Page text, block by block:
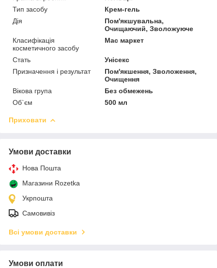
Тип засобу
Крем-гель
Дія
Пом'якшувальна,
Очищаючий, Зволожуюче
Класифікація
косметичного засобу
Мас маркет
Стать
Унісекс
Призначення і результат
Пом'якшення, Зволоження,
Очищення
Вікова група
Без обмежень
Об`єм
500 мл
Приховати
Умови доставки
Нова Пошта
Магазини Rozetka
Укрпошта
Самовивіз
Всі умови доставки
Умови оплати